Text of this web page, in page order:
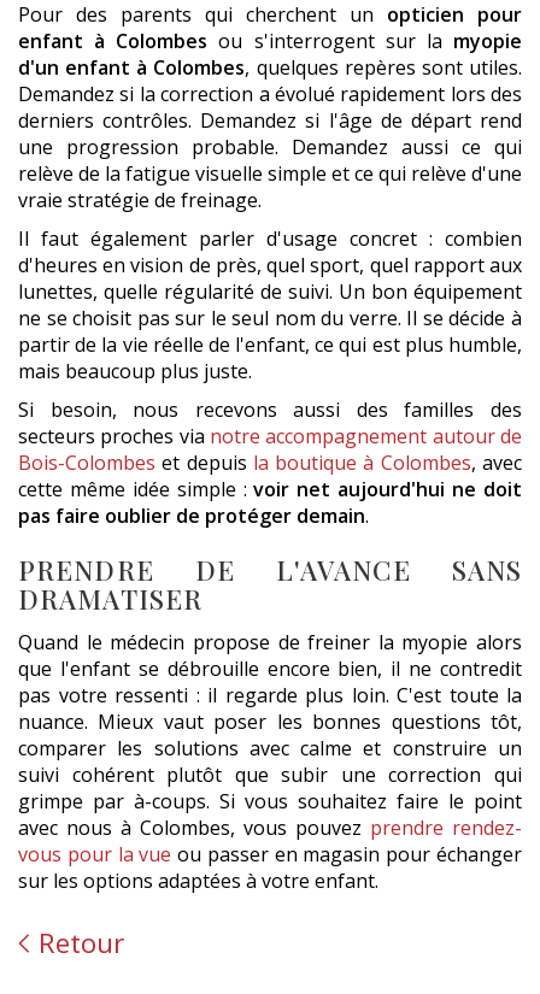
Pour des parents qui cherchent un opticien pour
enfant à Colombes ou s'interrogent sur la myopie
d'un enfant à Colombes, quelques repères sont utiles.
Demandez si la correction a évolué rapidement lors des
derniers contrôles. Demandez si l'âge de départ rend
une progression probable. Demandez aussi ce qui
relève de la fatigue visuelle simple et ce qui relève d'une
vraie stratégie de freinage.
Il faut également parler d'usage concret : combien
d'heures en vision de près, quel sport, quel rapport aux
lunettes, quelle régularité de suivi. Un bon équipement
ne se choisit pas sur le seul nom du verre. Il se décide à
partir de la vie réelle de l'enfant, ce qui est plus humble,
mais beaucoup plus juste.
Si besoin, nous recevons aussi des familles des
secteurs proches via notre accompagnement autour de
Bois-Colombes et depuis la boutique à Colombes, avec
cette même idée simple :voir net aujourd'hui ne doit
pas faire oublier de protéger demain.
PRENDRE DE L'AVANCE SANS
DRAMATISER
Quand le médecin propose de freiner la myopie alors
que l'enfant se débrouille encore bien, il ne contredit
pas votre ressenti : il regarde plus loin. C'est toute la
nuance. Mieux vaut poser les bonnes questions tôt,
comparer les solutions avec calme et construire un
suivi cohérent plutôt que subir une correction qui
grimpe par à-coups. Si vous souhaitez faire le point
avec nous à Colombes, vous pouvez prendre rendez-
vous pour la vue ou passer en magasin pour échanger
sur les options adaptées à votre enfant.
Retour